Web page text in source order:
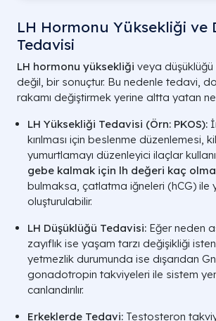
LH Hormonu Yüksekliği ve
Tedavisi
LH hormonu yüksekliği veya düşüklüğü
değil, bir sonuçtur. Bu nedenle tedavi,
rakamı değiştirmek yerine altta yatan
LH Yüksekliği Tedavisi (Örn: PKOS):
kırılması için beslenme düzenlemesi,
yumurtlamayı düzenleyici ilaçlar
gebe kalmak için lh değeri kaç
bulmaksa, çatlatma iğneleri (hCG) ile
oluşturulabilir.
LH Düşüklüğü Tedavisi: Eğer neden
zayıflık ise yaşam tarzı değişikliği
yetmezlik durumunda ise dışarıdan
gonadotropin takviyeleri ile sistem
canlandırılır.
Erkeklerde Tedavi: Testosteron